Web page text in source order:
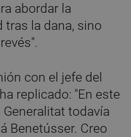
abordar la
tras la dana, sino
con el jefe del
replicado: "En este
todavía
Benetússer. Creo